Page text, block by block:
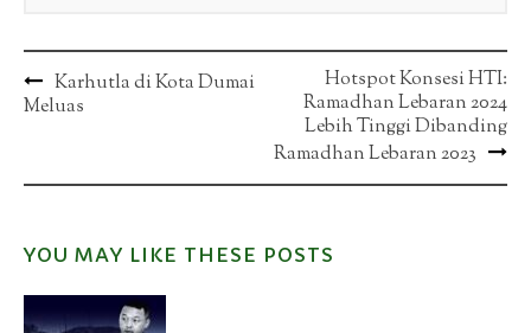
Post
navigation
Karhutla di Kota Dumai
Meluas
Hotspot Konsesi HTI:
Ramadhan Lebaran 2024
Lebih Tinggi Dibanding
Ramadhan Lebaran 2023
YOU MAY LIKE THESE POSTS